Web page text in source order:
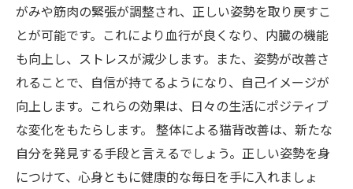
がみや筋肉の緊張が調整され、正しい姿勢を取り戻すこ
とが可能です。これにより血行が良くなり、内臓の機能
も向上し、ストレスが減少します。また、姿勢が改善さ
れることで、自信が持てるようになり、自己イメージが
向上します。これらの効果は、日々の生活にポジティブ
な変化をもたらします。 整体による猫背改善は、新たな
自分を発見する手段と言えるでしょう。正しい姿勢を身
につけて、心身ともに健康的な毎日を手に入れましょ